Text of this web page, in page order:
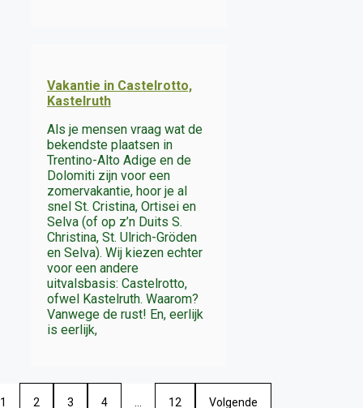
Vakantie in Castelrotto,
Kastelruth
Als je mensen vraag wat de
bekendste plaatsen in
Trentino-Alto Adige en de
Dolomiti zijn voor een
zomervakantie, hoor je al
snel St. Cristina, Ortisei en
Selva (of op z’n Duits S.
Christina, St. Ulrich-Gröden
en Selva). Wij kiezen echter
voor een andere
uitvalsbasis: Castelrotto,
ofwel Kastelruth. Waarom?
Vanwege de rust! En, eerlijk
is eerlijk,
1 2 3 4 12 Volgende